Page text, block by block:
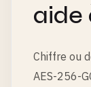
aide
Chiffre ou
AES-256-